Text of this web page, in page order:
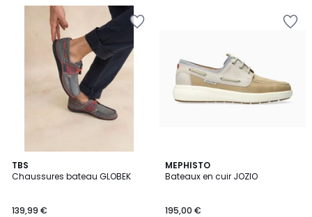
TBS
Chaussures bateau GLOBEK
139,99 €
4,9
/ 5
12
Couleurs
MEPHISTO
Bateaux en cuir JOZIO
195,00 €
2
Couleurs